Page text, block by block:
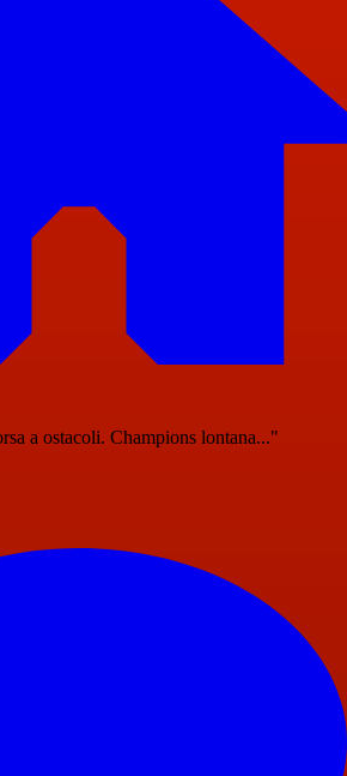
a ostacoli. Champions lontana..."